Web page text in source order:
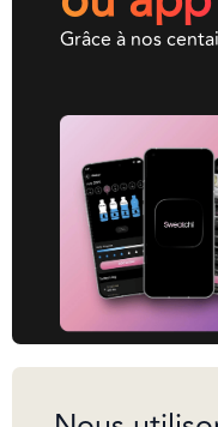
Grâce à nos